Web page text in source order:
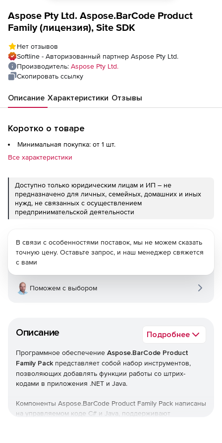
Aspose Pty Ltd. Aspose.BarCode Product
Family (лицензия), Site SDK
Нет отзывов
Softline - Авторизованный партнер Aspose Pty Ltd.
Производитель: Aspose Pty Ltd.
Скопировать ссылку
Описание Характеристики Отзывы
Коротко о товаре
Минимальная покупка: от 1 шт.
Все характеристики
Доступно только юридическим лицам и ИП – не
предназначено для личных, семейных, домашних и иных
нужд, не связанных с осуществлением
предпринимательской деятельности
Описание Подробнее
Программное обеспечение Aspose.BarCode Product
Family Pack представляет собой набор инструментов,
позволяющих добавлять функции работы со штрих-
кодами в приложения .NET и Java.
Компоненты Aspose.BarCode Product Family Pack написаны
на управляемом коде C# и Java, поддерживают
В связи с особенностями поставок, мы не можем сказать
точную цену. Оставьте запрос, и наш менеджер свяжется
с вами
Поможем с выбором